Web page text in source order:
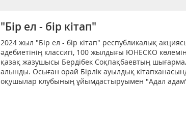
"Бір ел - бір кітап"
2024 жыл "Бір ел - бір кітап" республикалық
әдебиетінің классигі, 100 жылдығы ЮНЕСКО
қазақ жазушысы Бердібек Соқпақбаевтың
алынды. Осыған орай Бірлік ауылдық
оқушылар клубының ұйымдастыруымен "Адал